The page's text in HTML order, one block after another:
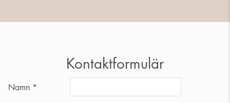
Kontaktformulär
Namn *